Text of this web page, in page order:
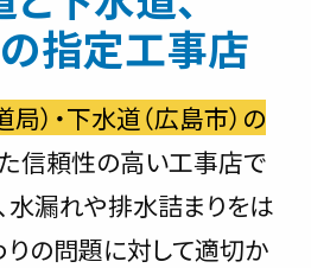
指定工事店
局）・下水道（広島市）の
信頼性の高い工事店で
水漏れや排水詰まりをは
りの問題に対して適切か